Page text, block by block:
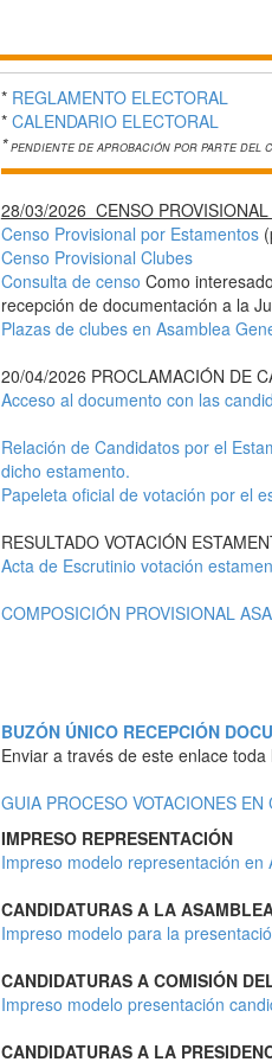
* REGLAMENTO ELECTORAL
* CALENDARIO ELECTORAL
*PENDIENTE DE APROBACIÓN POR PARTE DEL
28/03/2026 CENSO PROVISIONAL
Censo Provisional por Estamentos
Censo Provisional Clubes
Consulta de censo Como
recepción de documentación a la
Plazas de clubes en Asamblea
20/04/2026 PROCLAMACIÓN DE
Acceso al documento con las
Relación de Candidatos por el
dicho estamento.
Papeleta oficial de votación por el
RESULTADO VOTACIÓN
Acta de Escrutinio votación
COMPOSICIÓN PROVISIONAL
BUZÓN ÚNICO RECEPCIÓN
Enviar a través de este enlace
GUIA PROCESO VOTACIONES
IMPRESO REPRESENTACIÓN
Impreso modelo representación
CANDIDATURAS A LA
Impreso modelo para la
CANDIDATURAS A COMISIÓN
Impreso modelo presentación
CANDIDATURAS A LA